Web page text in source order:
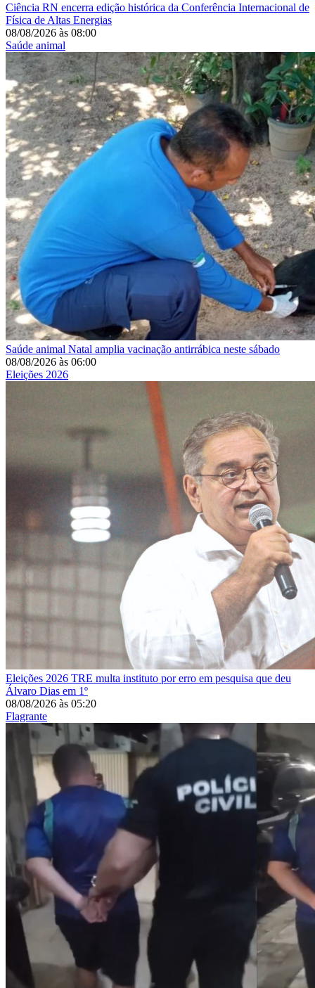
Ciência RN encerra edição histórica da Conferência Internacional de
Física de Altas Energias
08/08/2026 às 08:00
Saúde animal
Saúde animal Natal amplia vacinação antirrábica neste sábado
08/08/2026 às 06:00
Eleições 2026
Eleições 2026 TRE multa instituto por erro em pesquisa que deu
Álvaro Dias em 1º
08/08/2026 às 05:20
Flagrante